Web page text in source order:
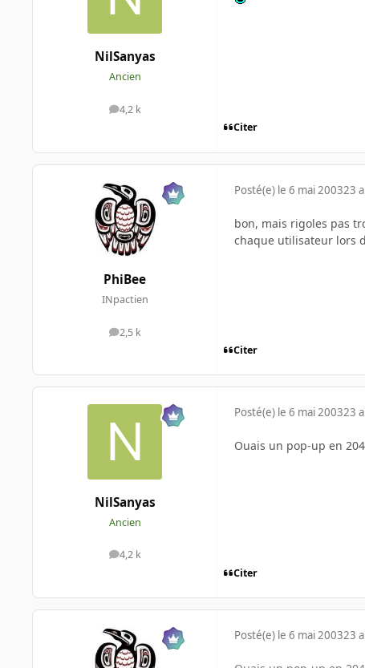
NilSanyas
Ancien
4,2 k
messages
Citer
PhiBee
INpactien
2,5 k
messages
Posté(e) le 6 mai 200323 a
bon, mais rigoles pas
chaque utilisateur lors
Citer
NilSanyas
Ancien
4,2 k
messages
Posté(e) le 6 mai 200323 a
Ouais un pop-up en
Citer
Posté(e) le 6 mai 200323 a